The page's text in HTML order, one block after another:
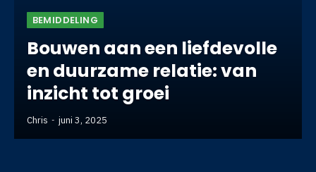
BEMIDDELING
Bouwen aan een liefdevolle
en duurzame relatie: van
inzicht tot groei
Chris juni 3, 2025